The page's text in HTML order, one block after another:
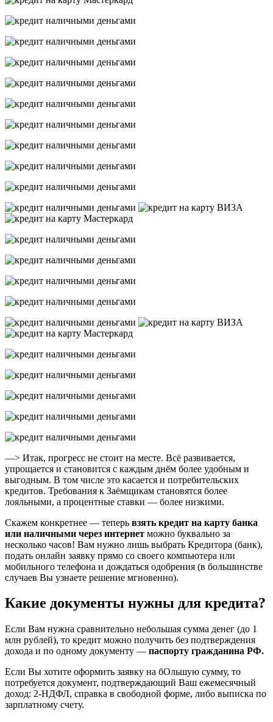
—> Итак, прогресс не стоит на месте. Всё развивается,
упрощается и становится с каждым днём более удобным и
выгодным. В том числе это касается и потребительских
кредитов. Требования к Заёмщикам становятся более
лояльными, а процентные ставки — более низкими.
Скажем конкретнее — теперь взять кредит на карту банка
или наличными через интернет можно буквально за
несколько часов! Вам нужно лишь выбрать Кредитора (банк),
подать онлайн заявку прямо со своего компьютера или
мобильного телефона и дождаться одобрения (в большинстве
случаев Вы узнаете решение мгновенно).
Какие документы нужны для кредита?
Если Вам нужна сравнительно небольшая сумма денег (до 1
млн рублей), то кредит можно получить без подтверждения
дохода и по одному документу — паспорту гражданина РФ.
Если Вы хотите оформить заявку на бОльшую сумму, то
потребуется документ, подтверждающий Ваш ежемесячный
доход: 2-НДФЛ, справка в свободной форме, либо выписка по
зарплатному счету.